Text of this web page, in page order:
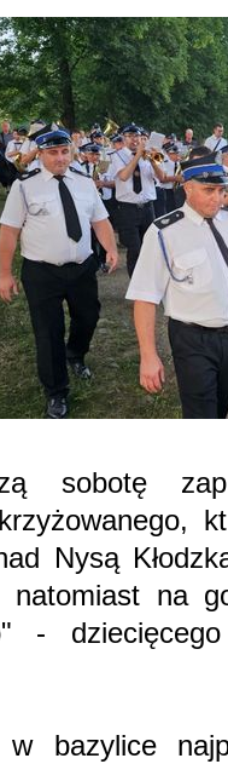
sobotę
Nysą
natomiast na
- dziecięcego
w bazylice